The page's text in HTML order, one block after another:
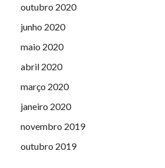
outubro 2020
junho 2020
maio 2020
abril 2020
março 2020
janeiro 2020
novembro 2019
outubro 2019